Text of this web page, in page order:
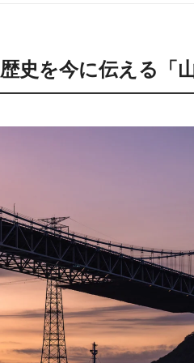
史を今に伝える「山